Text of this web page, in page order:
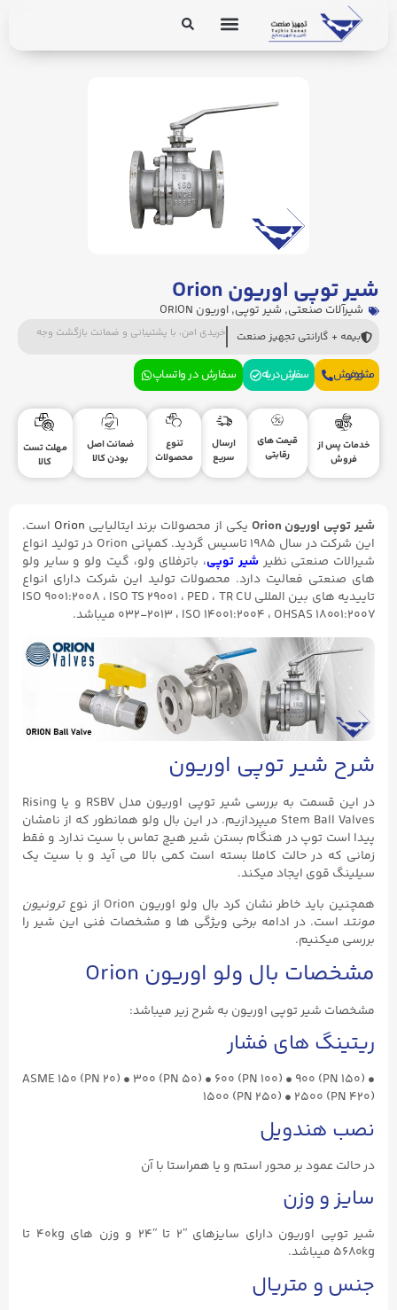
شیر توپی اوریون Orion
شیرآلات صنعتی, شیر توپی, اوریون ORION
بیمه + گارانتی تجهیز صنعت خریدی امن، با پشتیبانی و ضمانت بازگشت وجه
مشاوره فروش سفارش در بله سفارش در واتساپ
خدمات پس از
فروش
قیمت های
رقابتی
ارسال
سریع
تنوع
محصولات
ضمانت اصل
بودن کالا
مهلت تست
کالا
شیر توپی اوریون Orion یکی از محصولات برند ایتالیایی
است.
این شرکت در سال ۱۹۸۵ تاسیس گردید. کمپانی Orion در تولید انواع
شیرالات صنعتی نظیر شیر توپی، باترفلای ولو، گیت ولو و سایر ولو
های صنعتی فعالیت دارد. محصولات تولید این شرکت دارای انواع
تاییدیه های بین المللی ISO ۹۰۰۱:۲۰۰۸ ، ISO TS ۲۹۰۰۱ ، PED ، TR CU
۰۳۲-۲۰۱۳ ، ISO ۱۴۰۰۱:۲۰۰۴ ، OHSAS ۱۸۰۰۱:۲۰۰۷ میباشد.
شرح شیر توپی اوریون
در این قسمت به بررسی شیر توپی اوریون مدل RSBV و یا Rising
Stem Ball Valves میپردازیم. در این بال ولو همانطور که از نامشان
پیدا است توپ در هنگام بستن شیر هیچ تماس با سیت ندارد و فقط
زمانی که در حالت کاملا بسته است کمی بالا می آید و با سیت یک
سیلینگ قوی ایجاد میکند.
همچنین باید خاطر نشان کرد بال ولو اوریون Orion از نوع
ترونیون
مونتد است. در ادامه برخی ویژگی ها و مشخصات فنی این شیر را
بررسی میکنیم.
مشخصات بال ولو اوریون Orion
مشخصات شیر توپی اوریون به شرح زیر میباشد:
ریتینگ های فشار
ASME 150 (PN 20) • 300 (PN 50) • 600 (PN 100) • 900 (PN 150) •
1500 (PN 250) • 2500 (PN 420)
نصب هندویل
در حالت عمود بر محور استم و یا همراستا با آن
سایز و وزن
شیر توپی اوریون دارای سایزهای ʺ2 تا ʺ24 و وزن های 40kg تا
5680kg میباشد.
جنس و متریال